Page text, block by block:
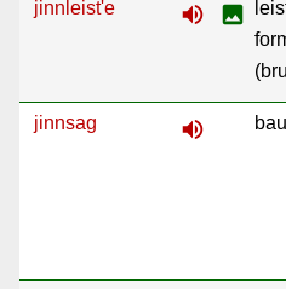
jinnleist'e volume_up image
jinnsag volume_up